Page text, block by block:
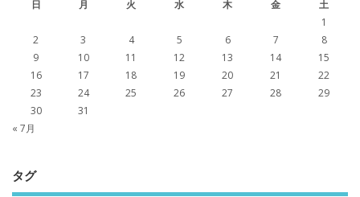
日 月 火 水 木 金
土
1
2
3 4 5 6 7
8
9
10 11 12 13 14
15
16
17 18 19 20 21
22
23
24 25 26 27 28
29
30
31
« 7月
タグ